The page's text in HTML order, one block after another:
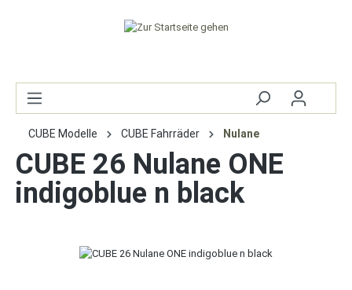
CUBE Modelle CUBE Fahrräder Nulane
CUBE 26 Nulane ONE
indigoblue n black